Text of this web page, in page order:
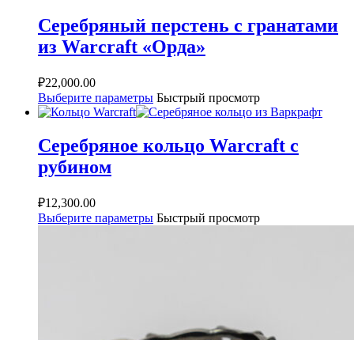
Серебряный перстень с гранатами
из Warcraft «Орда»
₽22,000.00
Выберите параметры Быстрый просмотр
Серебряное кольцо Warcraft с
рубином
₽12,300.00
Выберите параметры Быстрый просмотр